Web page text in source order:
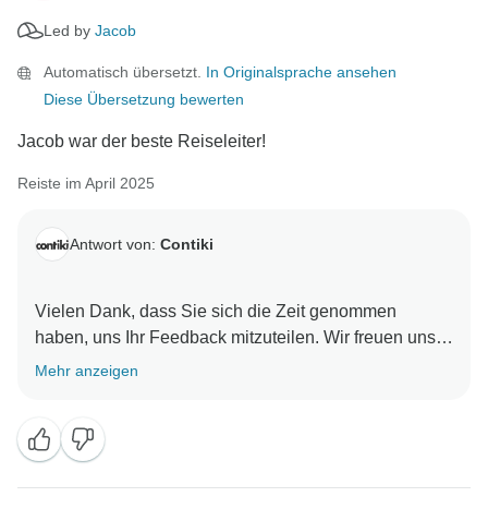
Led by Jacob
Automatisch übersetzt. In Originalsprache ansehen
Diese Übersetzung bewerten
Jacob war der beste Reiseleiter!
Reiste im April 2025
Antwort von: Contiki
Vielen Dank, dass Sie sich die Zeit genommen
haben, uns Ihr Feedback mitzuteilen. Wir freuen uns,
dass Sie Ihr Abenteuer genossen haben. Wir hoffen,
Mehr anzeigen